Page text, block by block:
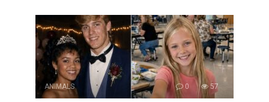
ANIMALS 0 57